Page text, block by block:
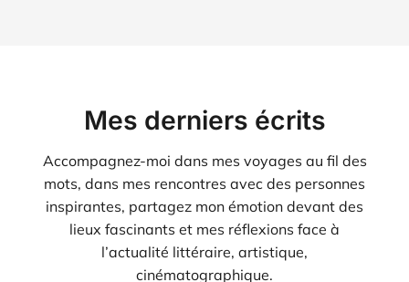
Mes derniers écrits
Accompagnez-moi dans mes voyages au fil des
mots, dans mes rencontres avec des personnes
inspirantes, partagez mon émotion devant des
lieux fascinants et mes réflexions face à
l’actualité littéraire, artistique,
cinématographique.